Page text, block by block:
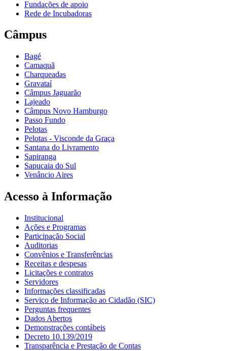
Fundações de apoio
Rede de Incubadoras
Câmpus
Bagé
Camaquã
Charqueadas
Gravataí
Câmpus Jaguarão
Lajeado
Câmpus Novo Hamburgo
Passo Fundo
Pelotas
Pelotas - Visconde da Graça
Santana do Livramento
Sapiranga
Sapucaia do Sul
Venâncio Aires
Acesso à Informação
Institucional
Ações e Programas
Participação Social
Auditorias
Convênios e Transferências
Receitas e despesas
Licitações e contratos
Servidores
Informações classificadas
Serviço de Informação ao Cidadão (SIC)
Perguntas frequentes
Dados Abertos
Demonstrações contábeis
Decreto 10.139/2019
Transparência e Prestação de Contas